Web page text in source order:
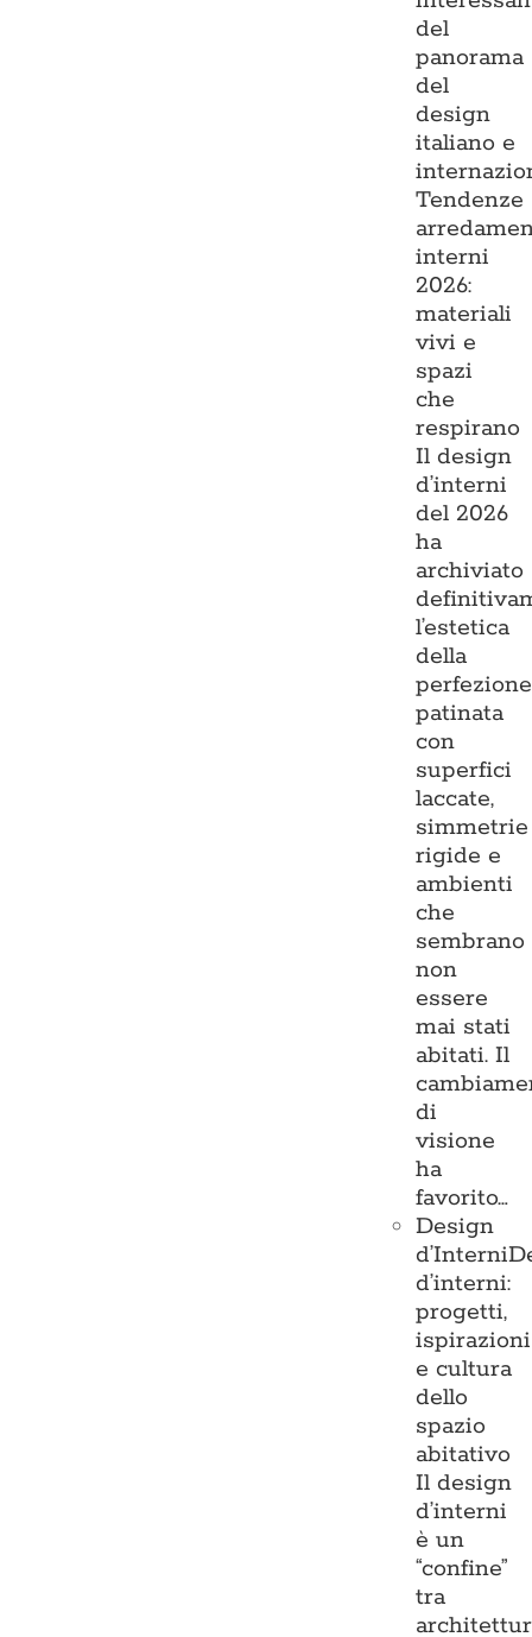
del
panorama
del
design
italiano e
Tendenze
interni
2026:
materiali
vivi e
spazi
che
respirano
Il design
d’interni
del 2026
ha
archiviato
l’estetica
della
perfezione
patinata
con
superfici
laccate,
simmetrie
rigide e
ambienti
che
sembrano
non
essere
mai stati
abitati. Il
di
visione
ha
favorito…
Design
d’Interni
d’interni:
progetti,
ispirazioni
e cultura
dello
spazio
abitativo
Il design
d’interni
è un
“confine”
tra